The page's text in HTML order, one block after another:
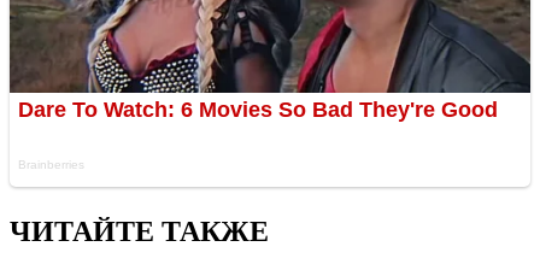
ЧИТАЙТЕ ТАКЖЕ